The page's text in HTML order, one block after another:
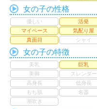
女の子の性格
優しい 活発
マイペース
気配り屋
真面目
シャイ
女の子の特徴
美乳 巨乳
美脚
スレンダー
高身長
低身長
もち肌
名器
潮吹き